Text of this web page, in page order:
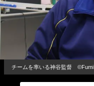
チームを率いる神谷監督 ©Fumi